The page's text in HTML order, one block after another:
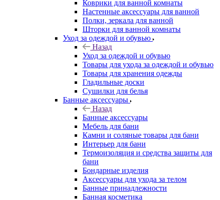
Коврики для ванной комнаты
Настенные аксессуары для ванной
Полки, зеркала для ванной
Шторки для ванной комнаты
Уход за одеждой и обувью
Назад
Уход за одеждой и обувью
Товары для ухода за одеждой и обувью
Товары для хранения одежды
Гладильные доски
Сушилки для белья
Банные аксессуары
Назад
Банные аксессуары
Мебель для бани
Камни и соляные товары для бани
Интерьер для бани
Термоизоляция и средства защиты для
бани
Бондарные изделия
Аксеcсуары для ухода за телом
Банные принадлежности
Банная косметика